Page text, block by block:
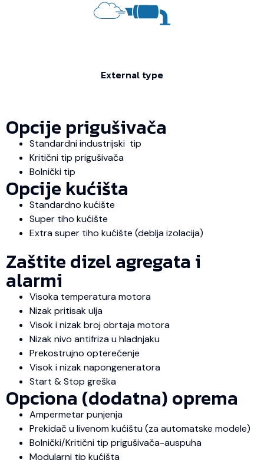
External type
Opcije prigušivača
Standardni industrijski tip
Kritični tip prigušivača
Bolnički tip
Opcije kućišta
Standardno kućište
Super tiho kućište
Extra super tiho kućište (deblja izolacija)
Zaštite dizel agregata i
alarmi
Visoka temperatura motora
Nizak pritisak ulja
Visok i nizak broj obrtaja motora
Nizak nivo antifriza u hladnjaku
Prekostrujno opterećenje
Visok i nizak napongeneratora
Start & Stop greška
Opciona (dodatna) oprema
Ampermetar punjenja
Prekidač u livenom kućištu (za automatske modele)
Bolnički/Kritični tip prigušivača-auspuha
Modularni tip kućišta